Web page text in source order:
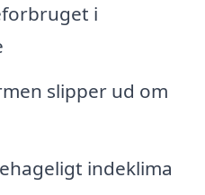
i
slipper ud om
indeklima